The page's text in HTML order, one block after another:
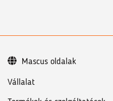
Vállalat
Mascus oldalak